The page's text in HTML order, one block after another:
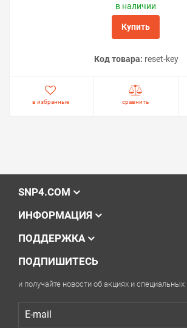
в наличии
Купить
Код товара: reset-key
в избранные сравнить
SNP4.COM
ИНФОРМАЦИЯ
ПОДДЕРЖКА
ПОДПИШИТЕСЬ
и получайте новости об акциях и